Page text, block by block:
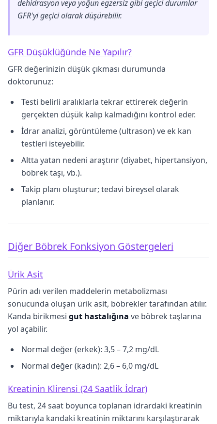
dehidrasyon veya yoğun egzersiz gibi geçici durumlar
GFR'yi geçici olarak düşürebilir.
GFR Düşüklüğünde Ne Yapılır?
GFR değerinizin düşük çıkması durumunda
doktorunuz:
Testi belirli aralıklarla tekrar ettirerek değerin
gerçekten düşük kalıp kalmadığını kontrol eder.
İdrar analizi, görüntüleme (ultrason) ve ek kan
testleri isteyebilir.
Altta yatan nedeni araştırır (diyabet, hipertansiyon,
böbrek taşı, vb.).
Takip planı oluşturur; tedavi bireysel olarak
planlanır.
Diğer Böbrek Fonksiyon Göstergeleri
Ürik Asit
Pürin adı verilen maddelerin metabolizması
sonucunda oluşan ürik asit, böbrekler tarafından atılır.
Kanda birikmesi gut hastalığına ve böbrek taşlarına
yol açabilir.
Normal değer (erkek): 3,5 – 7,2 mg/dL
Normal değer (kadın): 2,6 – 6,0 mg/dL
Kreatinin Klirensi (24 Saatlik İdrar)
Bu test, 24 saat boyunca toplanan idrardaki kreatinin
miktarıyla kandaki kreatinin miktarını karşılaştırarak